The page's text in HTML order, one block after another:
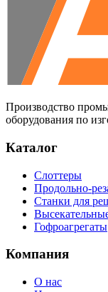
Производство
оборудования по
Каталог
Слоттеры
Продольно-
Станки для
Гофроагрегаты
Компания
О нас